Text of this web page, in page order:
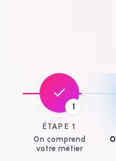
1
ÉTAPE 1
On comprend
votre métier